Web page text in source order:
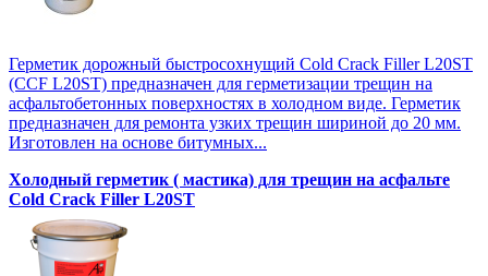
Герметик дорожный быстросохнущий Cold Crack Filler L20SТ
(CCF L20SТ) предназначен для герметизации трещин на
асфальтобетонных поверхностях в холодном виде. Герметик
предназначен для ремонта узких трещин шириной до 20 мм.
Изготовлен на основе битумных...
Холодный герметик ( мастика) для трещин на асфальте
Cold Crack Filler L20SТ